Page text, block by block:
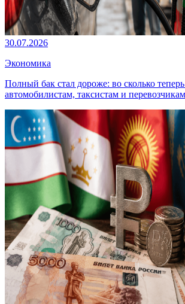
30.07.2026
Экономика
Полный бак стал дороже: во сколько теперь
автомобилистам, таксистам и перевозчикам